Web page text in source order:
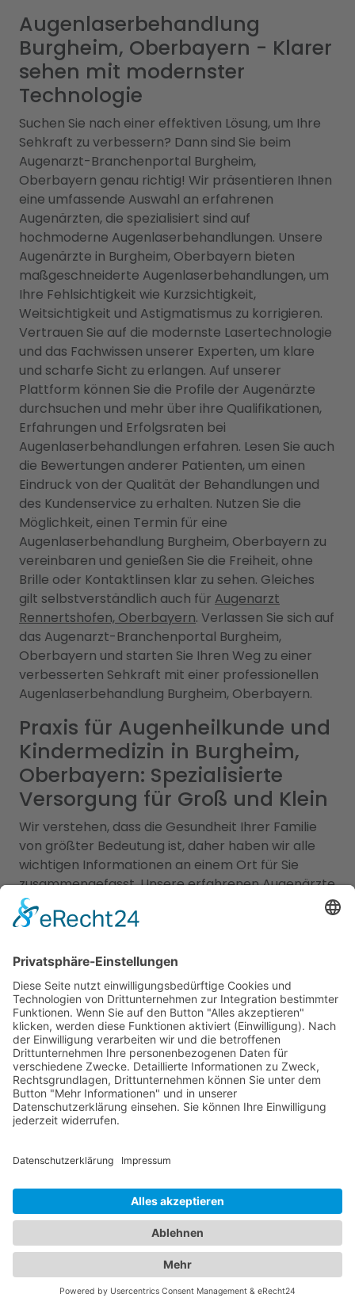
Augenlaserbehandlung
Burgheim, Oberbayern - Klarer
sehen mit modernster
Technologie
Suchen Sie nach einer effektiven Lösung, um Ihre
Sehkraft zu verbessern? Dann sind Sie beim
Augenarzt-Branchenportal Burgheim,
Oberbayern genau richtig! Wir präsentieren Ihnen
eine umfassende Auswahl an erfahrenen
Augenärzten, die spezialisiert sind auf
hochmoderne Augenlaserbehandlungen. Unsere
Augenärzte in Burgheim, Oberbayern bieten
maßgeschneiderte Augenlaserbehandlungen, um
Ihre Fehlsichtigkeit wie Kurzsichtigkeit,
Weitsichtigkeit und Astigmatismus zu korrigieren.
Vertrauen Sie auf die modernste Lasertechnologie
und das Fachwissen unserer Experten, um klare
und scharfe Sicht zu erlangen. Auf unserer
Plattform können Sie die Profile der Augenärzte
durchsuchen und mehr über ihre Qualifikationen,
Erfahrungen und Erfolgsraten bei
Augenlaserbehandlungen erfahren. Lesen Sie auch
die Bewertungen anderer Patienten, um einen
Eindruck von der Qualität der Behandlungen und
des Kundenservice zu erhalten. Nutzen Sie die
Möglichkeit, einen Termin für eine
Augenlaserbehandlung Burgheim, Oberbayern zu
vereinbaren und genießen Sie die Freiheit, ohne
Brille oder Kontaktlinsen klar zu sehen. Gleiches
gilt selbstverständlich auch für Augenarzt
Rennertshofen, Oberbayern. Verlassen Sie sich auf
das Augenarzt-Branchenportal Burgheim,
Oberbayern und starten Sie Ihren Weg zu einer
verbesserten Sehkraft mit einer professionellen
Augenlaserbehandlung Burgheim, Oberbayern.
Praxis für Augenheilkunde und
Kindermedizin in Burgheim,
Oberbayern: Spezialisierte
Versorgung für Groß und Klein
Wir verstehen, dass die Gesundheit Ihrer Familie
von größter Bedeutung ist, daher haben wir alle
wichtigen Informationen an einem Ort für Sie
zusammengefasst. Unsere erfahrenen Augenärzte
in Burgheim, Oberbayern sind Experten für
Augengesundheit und bieten eine Vielzahl von
Sehtests, Brillen- und Kontaktlinsenanpassungen
sowie die Behandlung von Augenkrankheiten. Sie
verwenden modernste Technologien, um genaue
Diagnosen zu stellen und eine optimale
Versorgung zu gewährleisten. Für die kleinen
Patienten bieten wir Ihnen zudem eine Übersicht
an qualifizierten Kinderärzten in Burgheim,
Oberbayern, die sich umfassend um das
Wohlergehen Ihrer Kinder kümmern. Von
Vorsorgeuntersuchungen und Impfungen bis hin
Ihnen mit ihrer Expertise zur Seite. Vertrauen Sie
auf unser Branchenportal, um den besten
Kinderarzt Burgheim, Oberbayern
bieten Ihnen detaillierte Informationen zu den
Ärzten, ihren Fachgebieten, Öffnungszeiten und
Standorten. Sorgen Sie für die Gesundheit Ihrer
Familie, indem Sie die besten medizinischen
Fachkräfte für Augen- und Kinderheilkunde in